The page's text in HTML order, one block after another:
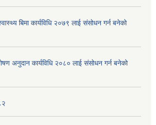
बिमा कार्यविधि २०७९ लाई संसोधन गर्न बनेको
अनुदान कार्यविधि २०८० लाई संसोधन गर्न बनेको